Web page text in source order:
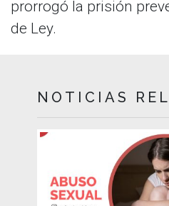
prorrogó la prisión
de Ley.
NOTICIAS